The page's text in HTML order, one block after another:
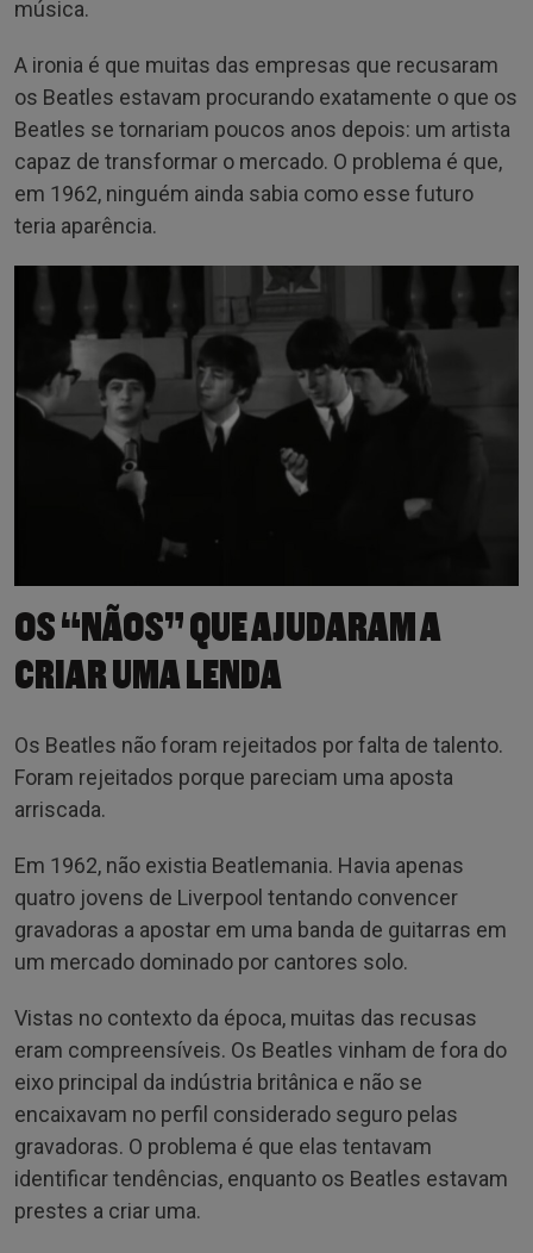
música.
A ironia é que muitas das empresas que recusaram
os Beatles estavam procurando exatamente o que os
Beatles se tornariam poucos anos depois: um artista
capaz de transformar o mercado. O problema é que,
em 1962, ninguém ainda sabia como esse futuro
teria aparência.
OS “NÃOS” QUE AJUDARAM A
CRIAR UMA LENDA
Os Beatles não foram rejeitados por falta de talento.
Foram rejeitados porque pareciam uma aposta
arriscada.
Em 1962, não existia Beatlemania. Havia apenas
quatro jovens de Liverpool tentando convencer
gravadoras a apostar em uma banda de guitarras em
um mercado dominado por cantores solo.
Vistas no contexto da época, muitas das recusas
eram compreensíveis. Os Beatles vinham de fora do
eixo principal da indústria britânica e não se
encaixavam no perfil considerado seguro pelas
gravadoras. O problema é que elas tentavam
identificar tendências, enquanto os Beatles estavam
prestes a criar uma.